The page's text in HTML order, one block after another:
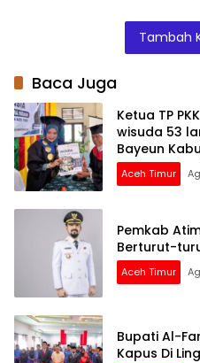
Jadi
Tambah
Baca Juga
Ketua TP
wisuda 53
Bayeun
Aceh Timur
Pemkab
Berturut-
Aceh Timur
Bupati Al-
Kapus Di